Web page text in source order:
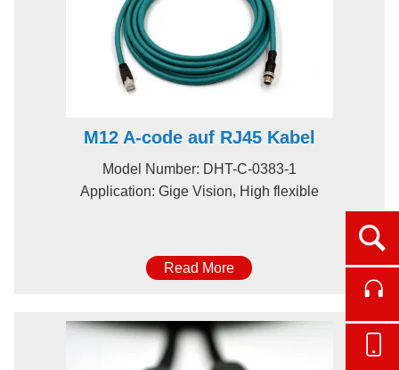
M12 A-code auf RJ45 Kabel
Model Number: DHT-C-0383-1
Application: Gige Vision, High flexible
Read More